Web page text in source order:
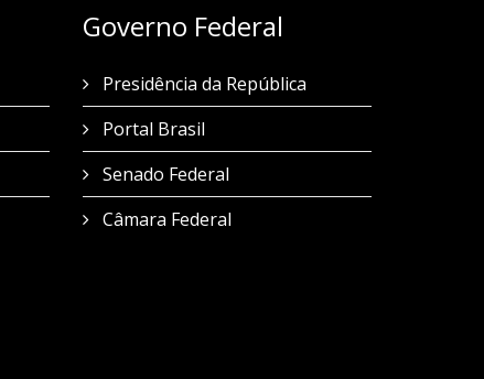
Governo Federal
Presidência da República
Portal Brasil
Senado Federal
Câmara Federal